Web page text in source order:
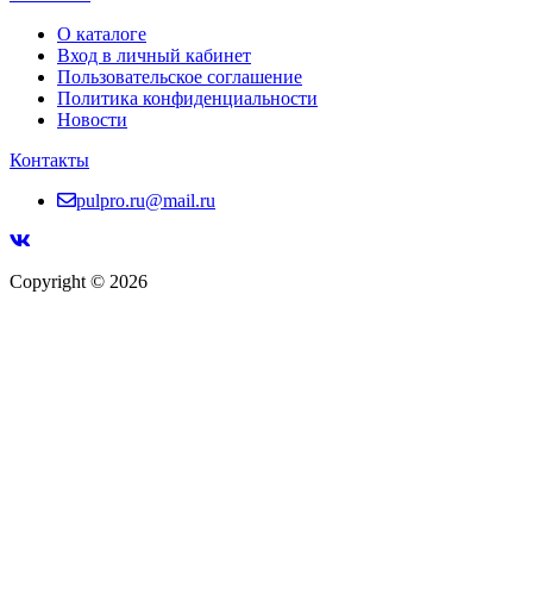
О каталоге
Вход в личный кабинет
Пользовательское соглашение
Политика конфиденциальности
Новости
Контакты
pulpro.ru@mail.ru
Copyright © 2026